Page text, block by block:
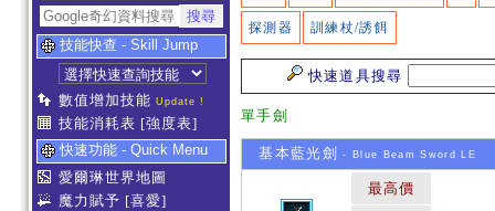
技能快查 - Skill Jump
數值增加技能 Update !
技能消耗表 [強度表]
快速功能 - Quick Menu
愛爾琳世界地圖
魔力賦予 [喜愛]
探測器 訓練杖/誘餌
快速道具搜尋
單手劍
基本藍光劍 - Blue Beam Sword LE
最高價